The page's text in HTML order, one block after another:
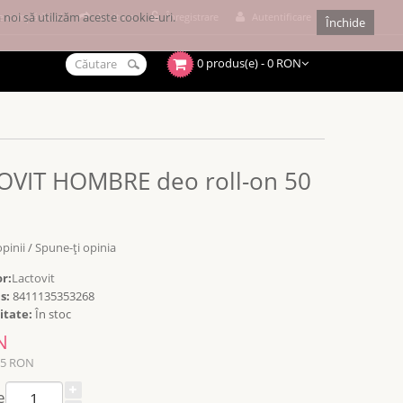
Înregistrare
cumpărături Achitare
0 produs(e) - 0 RON
HOMBRE deo roll-on 50
/Spune-ţi opinia
Lactovit
8411135353268
În stoc
RON
Închide
să utilizăm aceste cookie-uri.